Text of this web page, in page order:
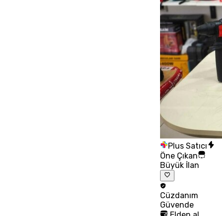
Plus Satıcı
Öne Çıkan
Büyük İlan
Cüzdanım
Güvende